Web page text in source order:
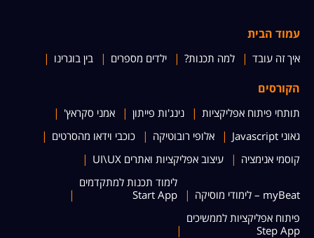
עמוד הבית
איך זה עובד למה תכנות? ילדים מספרים בין בוגרינו
הקורסים
תותחי פיתוח אפליקציות נינג'ות פייתון
אמני סקראץ'
גאוני Javascript
אלופי רובוטיקה
כוכבי וידאו מהסרטים
קוסמי אנימציה
עיצוב אפליקציות ואתרים UI\UX
myBeat – לימודי מוסיקה
לימוד תכנות למתקדמים
Start App
פיתוח אפליקציות לממשיכים
Step App